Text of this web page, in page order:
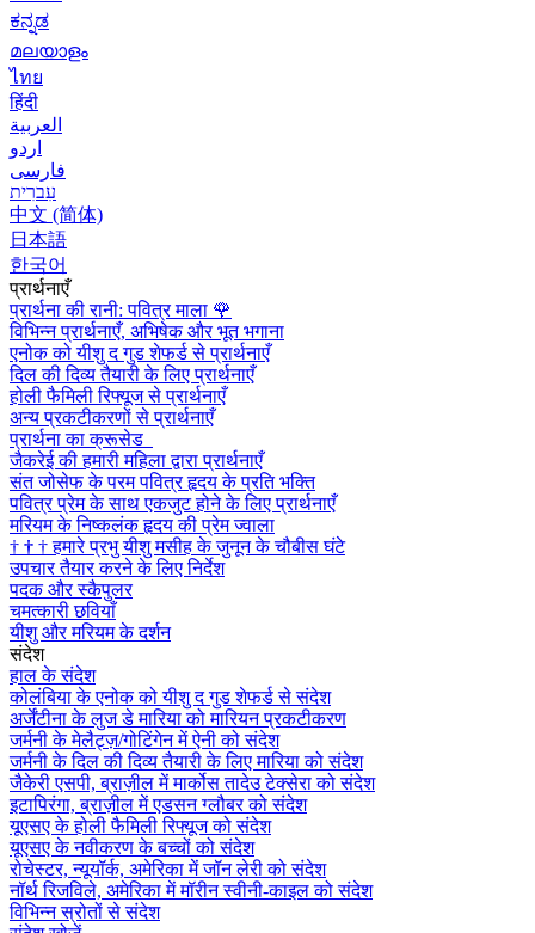
ಕನ್ನಡ
മലയാളം
ไทย
हिंदी
العربية
اردو
فارسی
עִברִית
中文 (简体)
日本語
한국어
प्रार्थनाएँ
प्रार्थना की रानी: पवित्र माला 🌹
विभिन्न प्रार्थनाएँ, अभिषेक और भूत भगाना
एनोक को यीशु द गुड शेफर्ड से प्रार्थनाएँ
दिल की दिव्य तैयारी के लिए प्रार्थनाएँ
होली फैमिली रिफ्यूज से प्रार्थनाएँ
अन्य प्रकटीकरणों से प्रार्थनाएँ
प्रार्थना का क्रूसेड
जैकरेई की हमारी महिला द्वारा प्रार्थनाएँ
संत जोसेफ के परम पवित्र हृदय के प्रति भक्ति
पवित्र प्रेम के साथ एकजुट होने के लिए प्रार्थनाएँ
मरियम के निष्कलंक हृदय की प्रेम ज्वाला
† † † हमारे प्रभु यीशु मसीह के जुनून के चौबीस घंटे
उपचार तैयार करने के लिए निर्देश
पदक और स्कैपुलर
चमत्कारी छवियाँ
यीशु और मरियम के दर्शन
संदेश
हाल के संदेश
कोलंबिया के एनोक को यीशु द गुड शेफर्ड से संदेश
अर्जेंटीना के लुज डे मारिया को मारियन प्रकटीकरण
जर्मनी के मेलैट्ज़/गोटिंगेन में ऐनी को संदेश
जर्मनी के दिल की दिव्य तैयारी के लिए मारिया को संदेश
जैकेरी एसपी, ब्राज़ील में मार्कोस तादेउ टेक्सेरा को संदेश
इटापिरंगा, ब्राज़ील में एडसन ग्लौबर को संदेश
यूएसए के होली फैमिली रिफ्यूज को संदेश
यूएसए के नवीकरण के बच्चों को संदेश
रोचेस्टर, न्यूयॉर्क, अमेरिका में जॉन लेरी को संदेश
नॉर्थ रिजविले, अमेरिका में मॉरीन स्वीनी-काइल को संदेश
विभिन्न स्रोतों से संदेश